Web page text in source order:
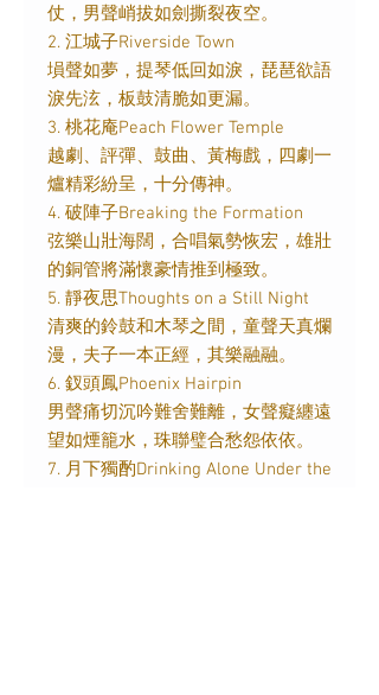
仗，男聲峭拔如劍撕裂夜空。
2. 江城子Riverside Town
塤聲如夢，提琴低回如淚，琵琶欲語
淚先泫，板鼓清脆如更漏。
3. 桃花庵Peach Flower Temple
越劇、評彈、鼓曲、黃梅戲，四劇一
爐精彩紛呈，十分傳神。
4. 破陣子Breaking the Formation
弦樂山壯海闊，合唱氣勢恢宏，雄壯
的銅管將滿懷豪情推到極致。
5. 靜夜思Thoughts on a Still Night
清爽的鈴鼓和木琴之間，童聲天真爛
漫，夫子一本正經，其樂融融。
6. 釵頭鳳Phoenix Hairpin
男聲痛切沉吟難舍難離，女聲癡纏遠
望如煙籠水，珠聯璧合愁怨依依。
7. 月下獨酌Drinking Alone Under the